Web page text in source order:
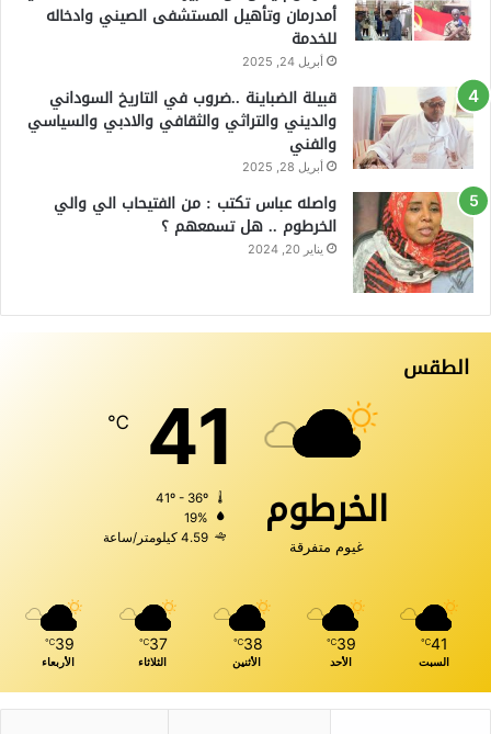
أمدرمان وتأهيل المستشفى الصيني وادخاله
للخدمة
أبريل 24, 2025
قبيلة الضباينة ..ضروب في التاريخ السوداني
والديني والتراثي والثقافي والادبي والسياسي
والفني
أبريل 28, 2025
واصله عباس تكتب : من الفتيحاب الي والي
الخرطوم .. هل تسمعهم ؟
يناير 20, 2024
الطقس
الخرطوم
غيوم متفرقة
41
℃
19%
4.59 كيلومتر/ساعة
41
℃
السبت
39
℃
الأحد
38
℃
الأثنين
37
℃
الثلاثاء
39
℃
الأربعاء